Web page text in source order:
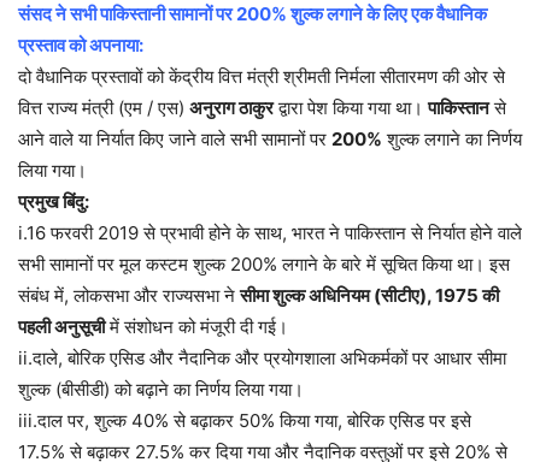
संसद ने सभी पाकिस्तानी सामानों पर 200% शुल्क लगाने के लिए एक वैधानिक
प्रस्ताव को अपनाया:
दो वैधानिक प्रस्तावों को केंद्रीय वित्त मंत्री श्रीमती निर्मला सीतारमण की ओर से
वित्त राज्य मंत्री (एम / एस) अनुराग ठाकुरद्वारा पेश किया गया था।पाकिस्तानसे
आने वाले या निर्यात किए जाने वाले सभी सामानों पर 200% शुल्क लगाने का निर्णय
लिया गया।
प्रमुख बिंदु:
i.16 फरवरी 2019 से प्रभावी होने के साथ, भारत ने पाकिस्तान से निर्यात होने वाले
सभी सामानों पर मूल कस्टम शुल्क 200% लगाने के बारे में सूचित किया था। इस
संबंध में, लोकसभा और राज्यसभा नेसीमा शुल्क अधिनियम (सीटीए), 1975 की
पहली अनुसूचीमें संशोधन को मंजूरी दी गई।
ii.दाले, बोरिक एसिड और नैदानिक ​​और प्रयोगशाला अभिकर्मकों पर आधार सीमा
शुल्क (बीसीडी) को बढ़ाने का निर्णय लिया गया।
iii.दाल पर, शुल्क 40% से बढ़ाकर 50% किया गया, बोरिक एसिड पर इसे
17.5% से बढ़ाकर 27.5% कर दिया गया और नैदानिक ​​वस्तुओं पर इसे 20% से